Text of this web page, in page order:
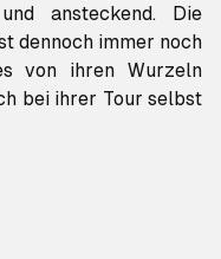
ansteckend. Die
dennoch immer noch
von ihren Wurzeln
bei ihrer Tour selbst